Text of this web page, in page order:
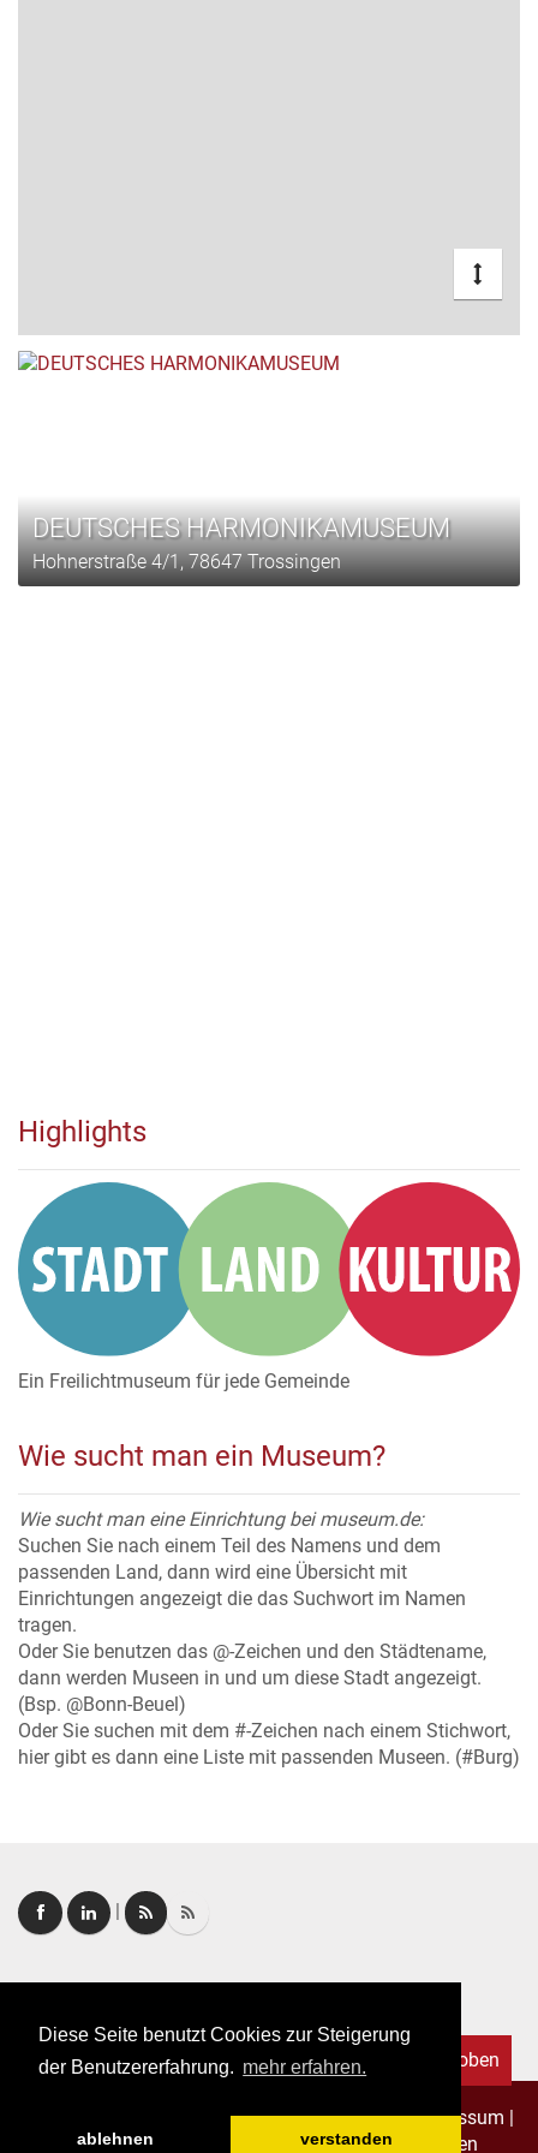
Diese Seite benutzt Cookies zur Steigerung
der Benutzererfahrung. mehr erfahren.
ablehnen verstanden
DEUTSCHES HARMONIKAMUSEUM
Hohnerstraße 4/1, 78647 Trossingen
Highlights
Ein Freilichtmuseum für jede Gemeinde
Wie sucht man ein Museum?
Wie sucht man eine Einrichtung bei museum.de:
Suchen Sie nach einem Teil des Namens und dem
passenden Land, dann wird eine Übersicht mit
Einrichtungen angezeigt die das Suchwort im Namen
tragen.
Oder Sie benutzen das @-Zeichen und den Städtename,
dann werden Museen in und um diese Stadt angezeigt.
(Bsp. @Bonn-Beuel)
Oder Sie suchen mit dem #-Zeichen nach einem Stichwort,
hier gibt es dann eine Liste mit passenden Museen. (#Burg)
Copyright © 2026. Alle Rechte vorbehalten.–Impressum
Datenschutz
Allgemeine Geschäftsbedingungen
Nach oben